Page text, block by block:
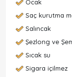
Ocak
Saç kurutma
Salıncak
Şezlong ve
Sıcak su
Sigara içilmez